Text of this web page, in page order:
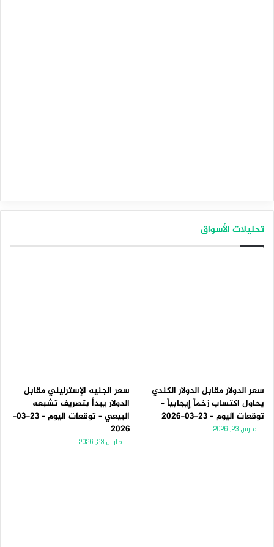
تحليلات الأسواق
سعر الدولار مقابل الدولار الكندي
يحاول اكتساب زخماً إيجابياً –
توقعات اليوم – 23-03-2026
مارس 23, 2026
سعر الجنيه الإسترليني مقابل
الدولار يبدأ بتصريف تشبعه
البيعي – توقعات اليوم – 23-03-
2026
مارس 23, 2026